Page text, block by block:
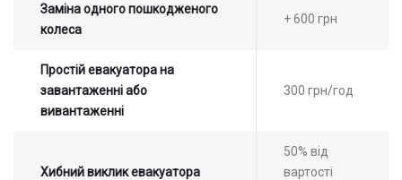
Заміна одного пошкодженого
колеса
+ 600 грн
Простій евакуатора на
завантаженні або
вивантаженні
300 грн/год
Хибний виклик евакуатора
50% від
вартості